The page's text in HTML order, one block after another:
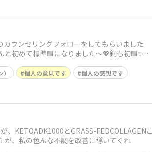
ウンセリングフォローをしてもらいました
初めて標準🟩になりました〜💖銅も初🟩✨️嬉
個人の意見です 個人の感想です
KETOADK1000とGRASS-FEDCOLLAGENこ
が、私の色んな不調を改善に導いてくれ